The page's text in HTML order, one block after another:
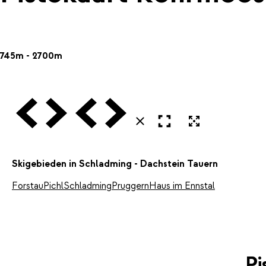
745m - 2700m
Vorige VolgendeVorige Volgende
SluitenOpen in volledig scherm
Skigebieden in Schladming - Dachstein Tauern
ForstauPichlSchladmingPruggernHaus im Ennstal